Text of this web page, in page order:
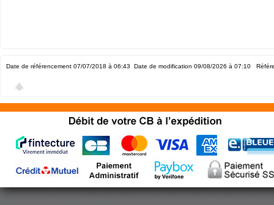
Date de référencement 07/07/2018 à 06:43 Date de modification 09/08/2026 à 07:10